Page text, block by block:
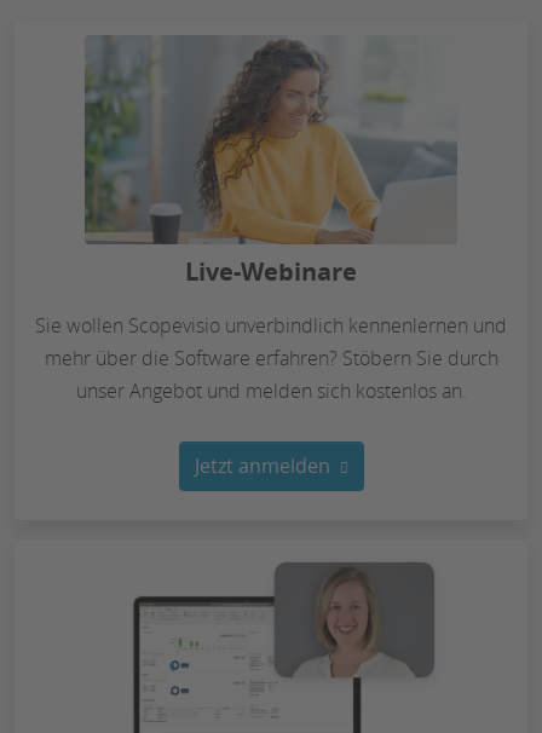
Live-Webinare
Sie wollen Scopevisio unverbindlich kennenlernen und
mehr über die Software erfahren? Stöbern Sie durch
unser Angebot und melden sich kostenlos an.
Jetzt anmelden